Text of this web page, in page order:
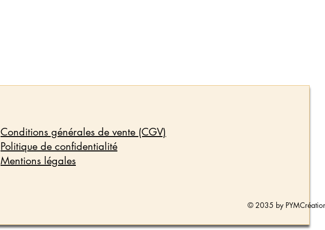
Conditions générales de vente (CGV)
Politique de confidentialité
Mentions légales
© 2035 by